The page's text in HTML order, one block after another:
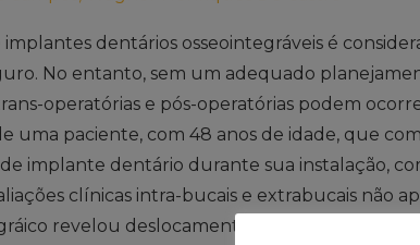
implantes dentários osseointegráveis é
No entanto, sem um adequado
operatórias e pós-operatórias podem
uma paciente, com 48 anos de idade, que
implante dentário durante sua instalação,
clínicas intra-bucais e extrabucais não
revelou deslocamento do implante para